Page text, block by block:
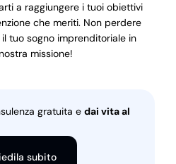
a raggiungere i tuoi obiettivi
che meriti. Non perdere
tuo sogno imprenditoriale in
missione!
gratuita e dai vita al
subito